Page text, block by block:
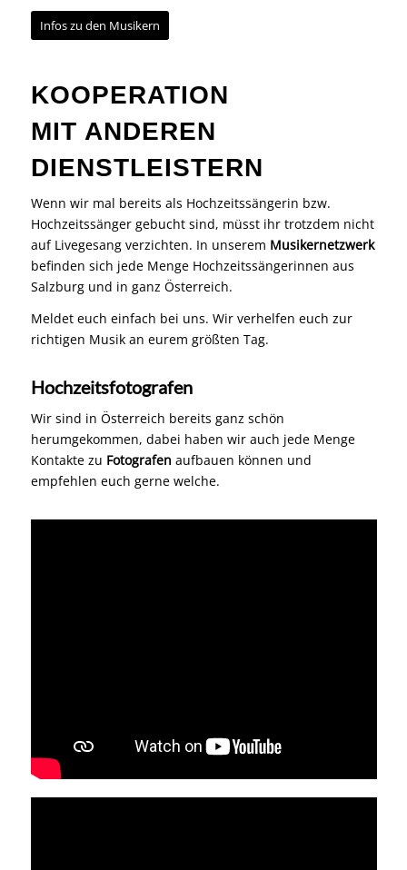
Infos zu den Musikern
KOOPERATION
MIT ANDEREN
DIENSTLEISTERN
Wenn wir mal bereits als Hochzeitssängerin bzw.
Hochzeitssänger gebucht sind, müsst ihr trotzdem nicht
auf Livegesang verzichten. In unserem Musikernetzwerk
befinden sich jede Menge Hochzeitssängerinnen aus
Salzburg und in ganz Österreich.
Meldet euch einfach bei uns. Wir verhelfen euch zur
richtigen Musik an eurem größten Tag.
Hochzeitsfotografen
Wir sind in Österreich bereits ganz schön
herumgekommen, dabei haben wir auch jede Menge
Kontakte zu Fotografen aufbauen können und
empfehlen euch gerne welche.